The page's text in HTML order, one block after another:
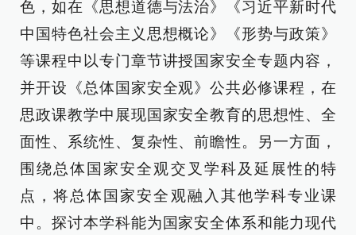
色，如在《思想道德与法治》《习近平新时代
中国特色社会主义思想概论》《形势与政策》
等课程中以专门章节讲授国家安全专题内容，
并开设《总体国家安全观》公共必修课程，在
思政课教学中展现国家安全教育的思想性、全
面性、系统性、复杂性、前瞻性。另一方面，
围绕总体国家安全观交叉学科及延展性的特
点，将总体国家安全观融入其他学科专业课
中。探讨本学科能为国家安全体系和能力现代